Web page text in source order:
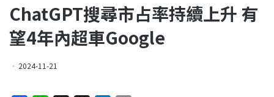
ChatGPT搜尋市占率持續上升 有
望4年內超車Google
2024-11-21